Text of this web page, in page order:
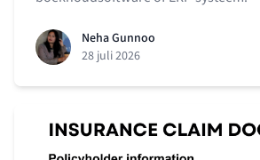
Neha Gunnoo
28 juli 2026